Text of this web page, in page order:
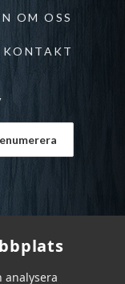
analysera
OM OSS
KONTAKT